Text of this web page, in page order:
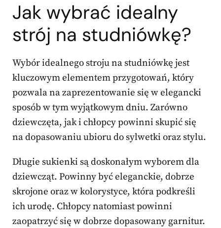
Jak wybrać idealny
strój na studniówkę?
Wybór idealnego stroju na studniówkę jest
kluczowym elementem przygotowań, który
pozwala na zaprezentowanie się w elegancki
sposób w tym wyjątkowym dniu. Zarówno
dziewczęta, jak i chłopcy powinni skupić się
na dopasowaniu ubioru do sylwetki oraz stylu.
Długie sukienki są doskonałym wyborem dla
dziewcząt. Powinny być eleganckie, dobrze
skrojone oraz w kolorystyce, która podkreśli
ich urodę. Chłopcy natomiast powinni
zaopatrzyć się w dobrze dopasowany garnitur.